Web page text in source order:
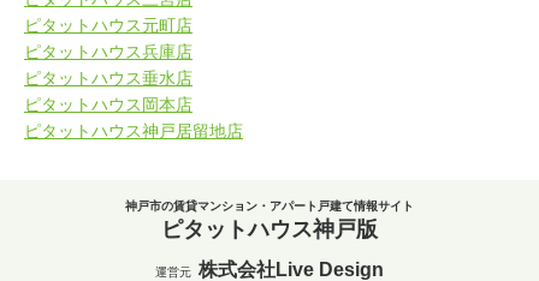
ピタットハウス元町店
ピタットハウス兵庫店
ピタットハウス垂水店
ピタットハウス岡本店
ピタットハウス神戸居留地店
神戸市の賃貸マンション・アパート戸建て情報サイト
ピタットハウス神戸版
運営元 株式会社Live Design